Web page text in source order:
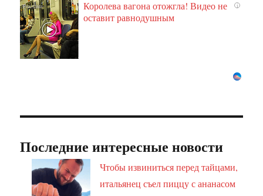
i
Королева вагона отожгла! Видео не
оставит равнодушным
Последние интересные новости
Чтобы извиниться перед тайцами,
итальянец съел пиццу с ананасом